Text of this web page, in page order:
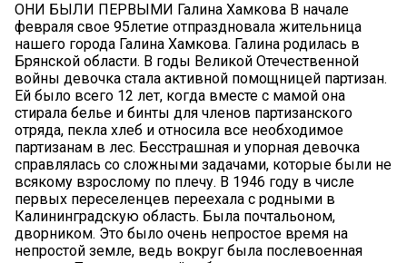
ОНИ БЫЛИ ПЕРВЫМИ Галина Хамкова В начале
февраля свое 95летие отпраздновала жительница
нашего города Галина Хамкова. Галина родилась в
Брянской области. В годы Великой Отечественной
войны девочка стала активной помощницей партизан.
Ей было всего 12 лет, когда вместе с мамой она
стирала белье и бинты для членов партизанского
отряда, пекла хлеб и относила все необходимое
партизанам в лес. Бесстрашная и упорная девочка
справлялась со сложными задачами, которые были не
всякому взрослому по плечу. В 1946 году в числе
первых переселенцев переехала с родными в
Калининградскую область. Была почтальоном,
дворником. Это было очень непростое время на
непростой земле, ведь вокруг была послевоенная